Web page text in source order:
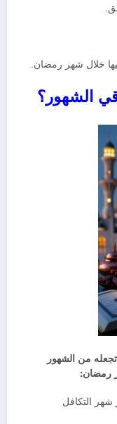
خلال شهر رمضان.
الشهور؟
من الشهور
رمضان:
شهر التكافل